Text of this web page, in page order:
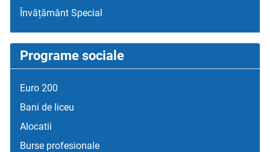
Învățământ Special
Programe sociale
Euro 200
Bani de liceu
Alocatii
Burse profesionale